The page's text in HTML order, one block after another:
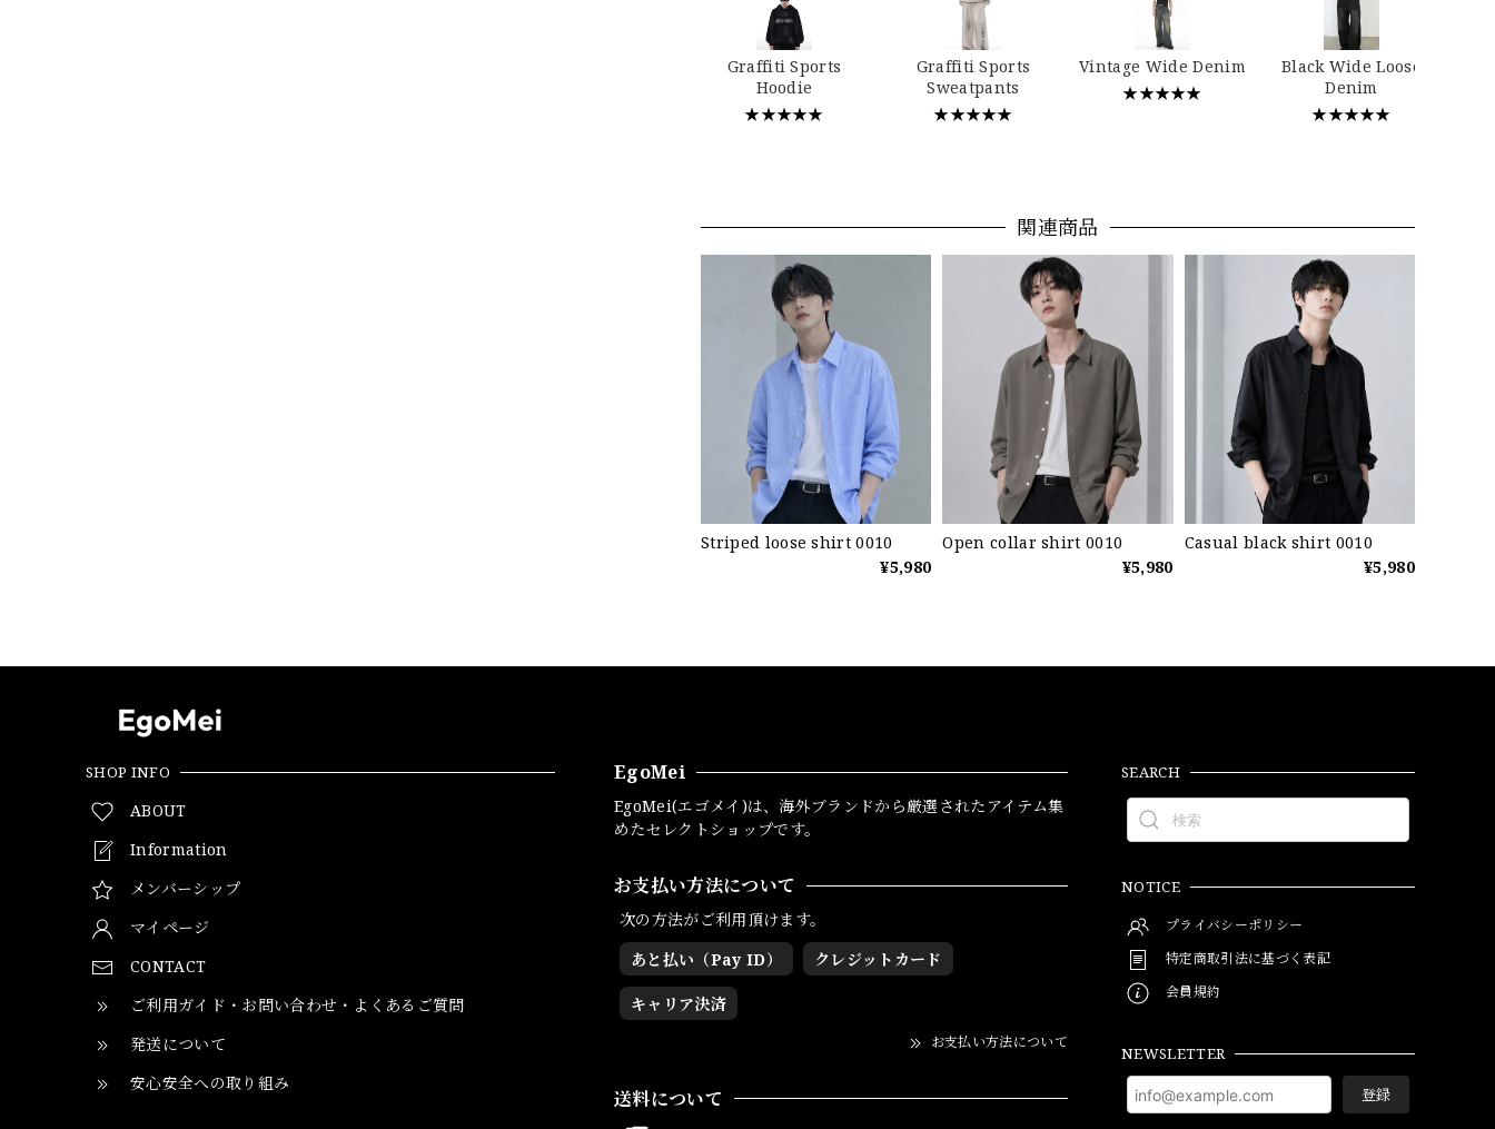
Graffiti Sports
Hoodie
★★★★★
Graffiti Sports
Sweatpants
★★★★★
Vintage Wide Denim
★★★★★
Black Wide Loose
Denim
★★★★★
関連商品
Striped loose shirt 0010
¥5,980
Open collar shirt 0010
¥5,980
Casual black shirt 0010
¥5,980
SHOP INFO
ABOUT
Information
メンバーシップ
マイページ
CONTACT
ご利用ガイド・お問い合わせ・よくあるご質問
発送について
安心安全への取り組み
EgoMei
EgoMei(エゴメイ)は、海外ブランドから厳選されたアイテム集
めたセレクトショップです。
お支払い方法について
次の方法がご利用頂けます。
あと払い（Pay ID）
クレジットカード
キャリア決済
お支払い方法について
送料について
SEARCH
NOTICE
プライバシーポリシー
特定商取引法に基づく表記
会員規約
NEWSLETTER
登録